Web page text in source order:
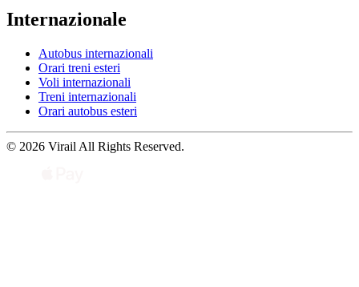
Internazionale
Autobus internazionali
Orari treni esteri
Voli internazionali
Treni internazionali
Orari autobus esteri
© 2026 Virail All Rights Reserved.